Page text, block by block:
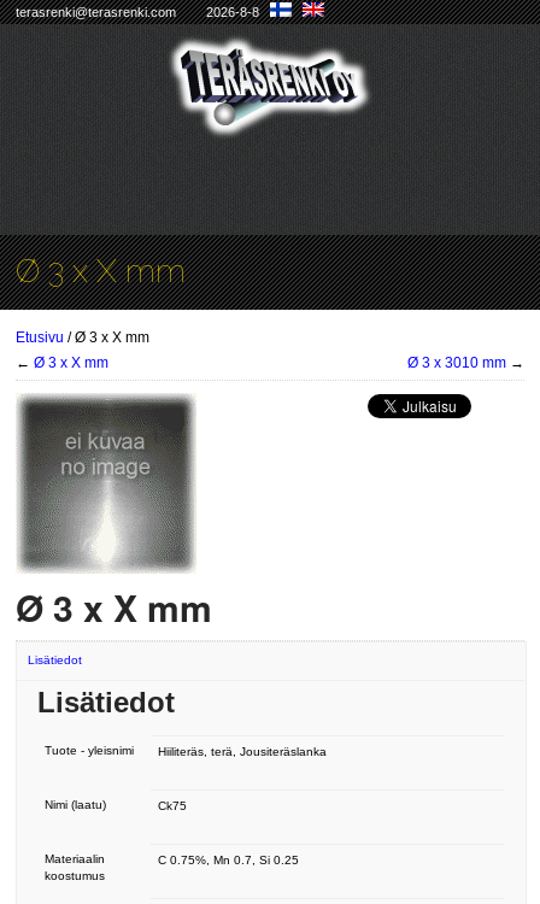
terasrenki@terasrenki.com 2026-8-8
Ø 3 x X mm
Etusivu / Ø 3 x X mm
←Ø 3 x X mm Ø 3 x 3010 mm→
Ø 3 x X mm
Lisätiedot
Lisätiedot
Tuote - yleisnimi Hiiliteräs, terä, Jousiteräslanka
Nimi (laatu) Ck75
Materiaalin
koostumus
C 0.75%, Mn 0.7, Si 0.25